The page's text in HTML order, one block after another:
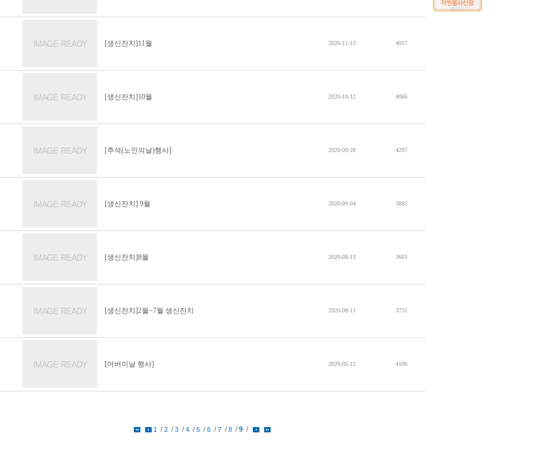
[생신잔치]11월 2020-11-13 4017
[생신잔치]10월 2020-10-12 4066
[추석(노인의날)행사] 2020-09-28 4297
[생신잔치] 9월 2020-09-04 3882
[생신잔치]8월 2020-08-13 3661
[생신잔치]2월~7월 생신잔치 2020-08-11 3751
[어버이날 행사] 2020-05-12 4186
1 /2 /3 /4 /5 /6 /7 /8 /9 /